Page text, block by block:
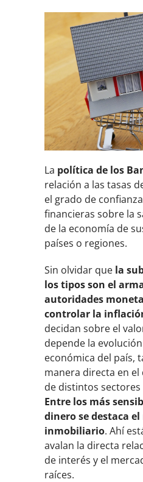
La política de los
relación a las tasas
el grado de
financieras sobre la
de la economía de
países o regiones.
Sin olvidar que la
los tipos son el
autoridades
controlar la
decidan sobre el
depende la
económica del país,
manera directa en
de distintos
Entre los más
dinero se destaca el
inmobiliario. Ahí
avalan la directa
de interés y el
raíces.